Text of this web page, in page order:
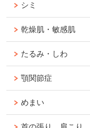
シミ
乾燥肌・敏感肌
たるみ・しわ
顎関節症
めまい